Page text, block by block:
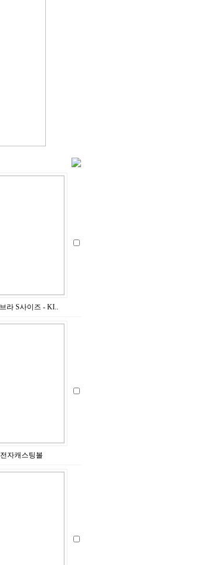
라 S사이즈 - KI..
자캐스팅볼